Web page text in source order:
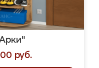
руб.